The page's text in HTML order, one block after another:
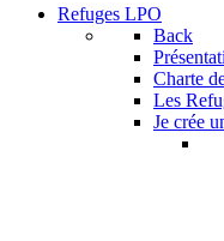
Refuges LPO
Back
Charte
Les
Je crée